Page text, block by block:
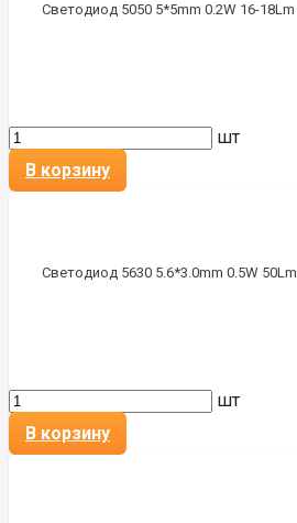
Светодиод 5050 5*5mm 0.2W 16-18Lm
шт
В корзину
Светодиод 5630 5.6*3.0mm 0.5W 50Lm
шт
В корзину